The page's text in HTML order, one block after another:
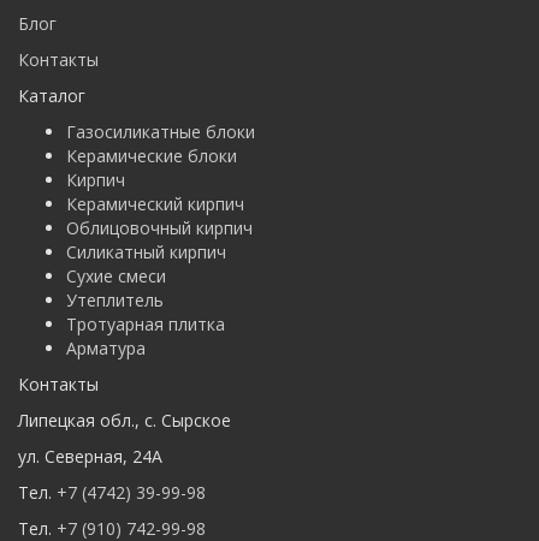
Блог
Контакты
Каталог
Газосиликатные блоки
Керамические блоки
Кирпич
Керамический кирпич
Облицовочный кирпич
Силикатный кирпич
Сухие смеси
Утеплитель
Тротуарная плитка
Арматура
Контакты
Липецкая обл., с. Cырское
ул. Северная, 24А
Тел. +7 (4742) 39-99-98
Тел. +7 (910) 742-99-98